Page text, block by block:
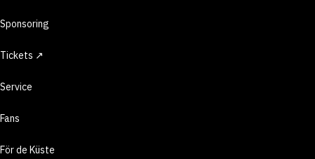
Sponsoring
Tickets ↗
Service
Fans
För de Küste